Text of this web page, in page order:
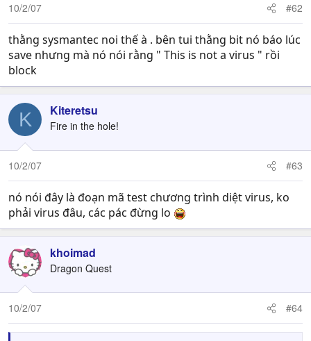
10/2/07 #62
thằng sysmantec noi thế à . bên tui thằng bit nó báo lúc
save nhưng mà nó nói rằng " This is not a virus " rồi
block
K Kiteretsu
Fire in the hole!
10/2/07 #63
nó nói đây là đoạn mã test chương trình diệt virus, ko
phải virus đâu, các pác đừng lo
khoimad
Dragon Quest
10/2/07 #64